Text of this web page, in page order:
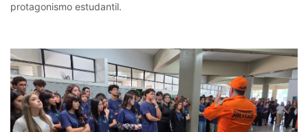
protagonismo estudantil.